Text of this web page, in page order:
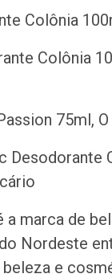
Colônia
Colônia
75ml,
Desodorante
a marca de
Nordeste
beleza e